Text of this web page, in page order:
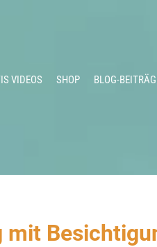
VIDEOS SHOP BLOG-
mit